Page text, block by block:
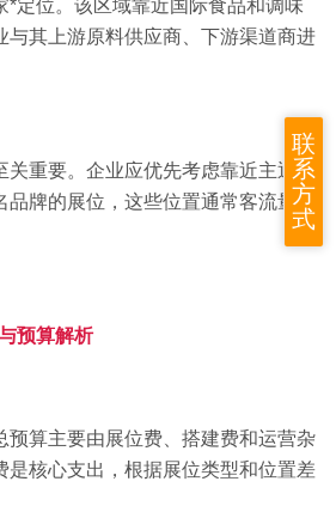
*定位。该区域靠近国际食品和调味
与其上游原料供应商、下游渠道商进
关重要。企业应优先考虑靠近主通
品牌的展位，这些位置通常客流量更
预算解析
预算主要由展位费、搭建费和运营杂
是核心支出，根据展位类型和位置差
联
系
方
式